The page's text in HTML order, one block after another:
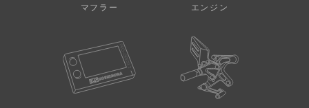
マフラー エンジン